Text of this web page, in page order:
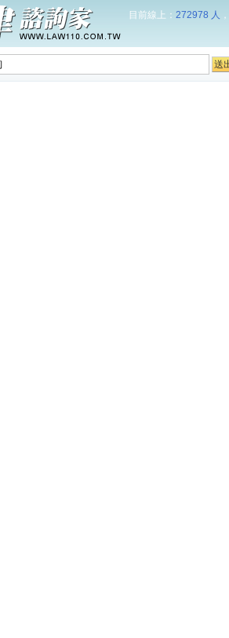
目前線上： 272978 人